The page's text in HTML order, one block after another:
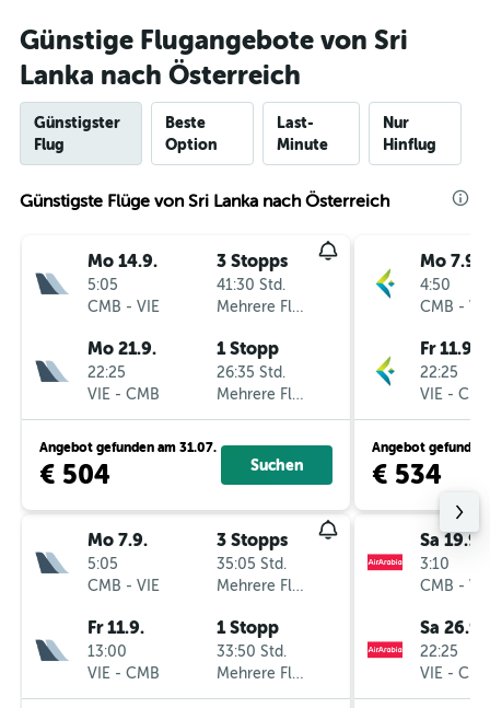
Günstige Flugangebote von Sri
Lanka nach Österreich
Günstigster
Flug
Beste
Option
Last-
Minute
Nur
Hinflug
Günstigste Flüge von Sri Lanka nach Österreich
Mo 14.9.
5:05
CMB - VIE
3 Stopps
41:30 Std.
Mehrere Fluglinien
Mo 21.9.
22:25
VIE - CMB
1 Stopp
26:35 Std.
Mehrere Fluglinien
Angebot gefunden am 31.07.
€ 504 Suchen
Mo 7.9.
5:05
CMB - VIE
3 Stopps
35:05 Std.
Mehrere Fluglinien
Fr 11.9.
13:00
VIE - CMB
1 Stopp
33:50 Std.
Mehrere Fluglinien
Mo 7.9.
4:50
CMB -
Fr 11.9.
22:25
VIE -
Angebot gefunden
€ 534
Sa 19.9.
3:10
CMB -
Sa 26.9.
22:25
VIE -